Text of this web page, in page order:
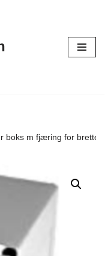
boks m fjæring for brettet